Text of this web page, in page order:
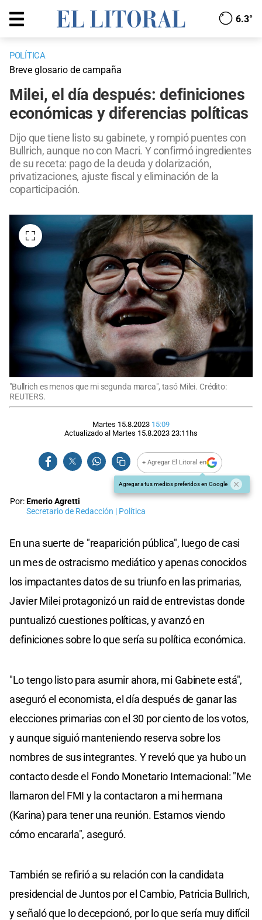
6.3°
POLÍTICA
Breve glosario de campaña
Milei, el día después: definiciones
económicas y diferencias políticas
Dijo que tiene listo su gabinete, y rompió puentes con
Bullrich, aunque no con Macri. Y confirmó ingredientes
de su receta: pago de la deuda y dolarización,
privatizaciones, ajuste fiscal y eliminación de la
coparticipación.
"Bullrich es menos que mi segunda marca", tasó Milei. Crédito:
REUTERS.
Martes 15.8.2023 15:09
Actualizado al Martes 15.8.2023 23:11hs
+ Agregar El Litoral en
Agregar a tus medios preferidos en Google
Por:Emerio Agretti
Secretario de Redacción | Política
En una suerte de "reaparición pública", luego de casi
un mes de ostracismo mediático y apenas conocidos
los impactantes datos de su triunfo en las primarias,
Javier Milei protagonizó un raid de entrevistas donde
puntualizó cuestiones políticas, y avanzó en
definiciones sobre lo que sería su política económica.
"Lo tengo listo para asumir ahora, mi Gabinete está",
aseguró el economista, el día después de ganar las
elecciones primarias con el 30 por ciento de los votos,
y aunque siguió manteniendo reserva sobre los
nombres de sus integrantes. Y reveló que ya hubo un
contacto desde el Fondo Monetario Internacional: "Me
llamaron del FMI y la contactaron a mi hermana
(Karina) para tener una reunión. Estamos viendo
cómo encararla", aseguró.
También se refirió a su relación con la candidata
presidencial de Juntos por el Cambio, Patricia Bullrich,
y señaló que lo decepcionó, por lo que sería muy difícil